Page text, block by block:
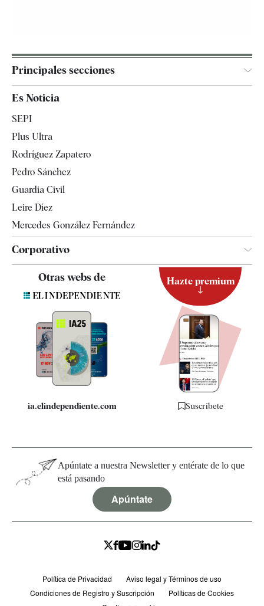
Principales secciones
España
Televisión
Es Noticia
SEPI
Plus Ultra
Rodríguez Zapatero
Pedro Sánchez
Guardia Civil
Leire Díez
Mercedes González Fernández
Corporativo
Contacto
Quiénes somos
Especificaciones
Otras webs de
ia.elindependiente.com
Hazte premium
Suscríbete
Apúntate a nuestra Newsletter y entérate de lo que
está pasando
Apúntate
Política de Privacidad
Aviso legal y Términos de uso
Condiciones de Registro y Suscripción
Políticas de Cookies